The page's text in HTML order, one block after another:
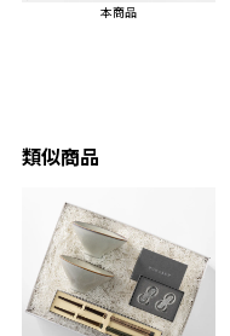
困った際にも、迅速に回答
ければと思います。
本商品
類似商品